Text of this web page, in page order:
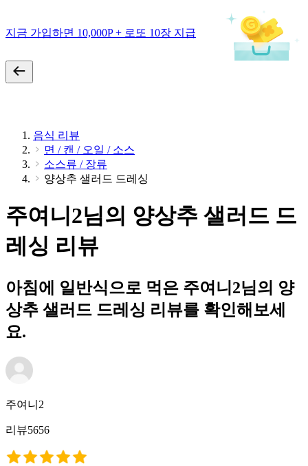
지금 가입하면 10,000P + 로또 10장 지급
음식 리뷰
면 / 캔 / 오일 / 소스
소스류 / 장류
양상추 샐러드 드레싱
주여니2님의 양상추 샐러드 드
레싱 리뷰
아침에 일반식으로 먹은 주여니2님의 양
상추 샐러드 드레싱 리뷰를 확인해보세
요.
주여니2
리뷰5656